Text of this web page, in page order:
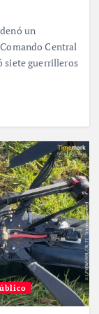
un
Central
siete guerrilleros